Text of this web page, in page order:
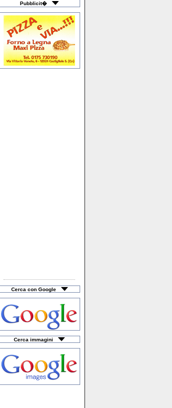
Materiali Plastici
Merceria & Intimo
Mobili & Arredamento
Moda Bimbo
Moto & Scooter
Noleggio Auto
Noleggio Camper
Officine Meccaniche
Onoranze Funebri
Orologerie
Ortopedie & Sanitari
Ottica
Pubblicit�
Cerca con Google
Cerca immagini